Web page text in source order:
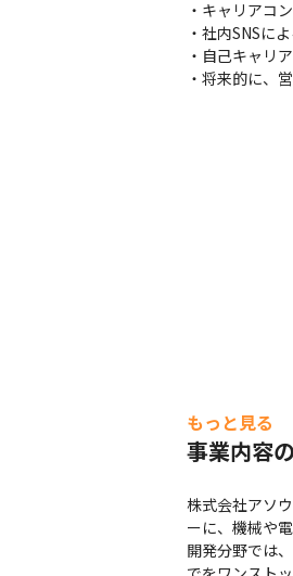
・キャリアコ
・社内SNSに
・自己キャリ
・将来的に、
もっと見る
事業内容
株式会社アソ
ーに、機械や
開発分野では